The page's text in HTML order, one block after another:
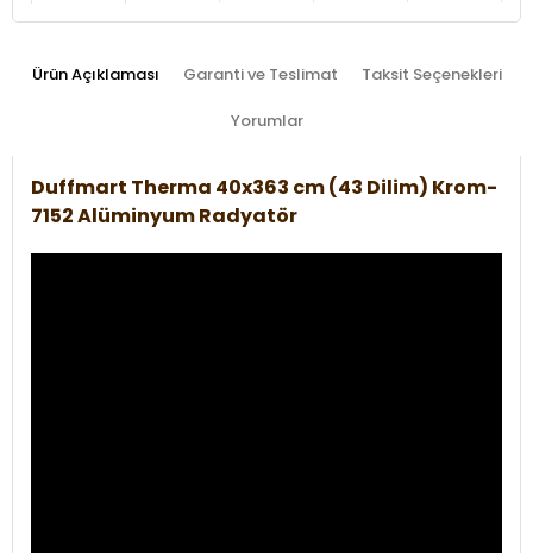
Ürün Açıklaması Garanti ve Teslimat Taksit Seçenekleri
Yorumlar
Duffmart Therma 40x363 cm (43 Dilim) Krom-
7152 Alüminyum Radyatör